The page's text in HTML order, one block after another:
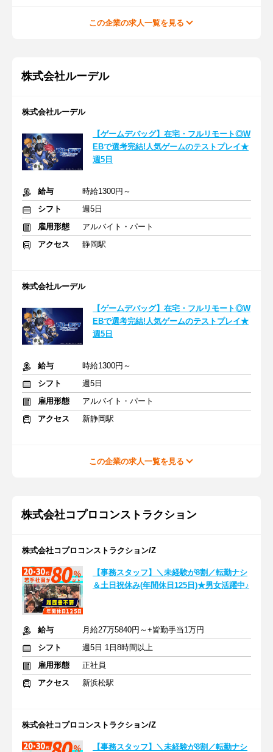
この企業の求人一覧を見る
株式会社ルーデル
株式会社ルーデル
【ゲームデバッグ】在宅・フルリモート◎W
EBで選考完結!人気ゲームのテストプレイ★
週5日
給与
時給1300円～
シフト
週5日
雇用形態
アルバイト・パート
アクセス
静岡駅
株式会社ルーデル
【ゲームデバッグ】在宅・フルリモート◎W
EBで選考完結!人気ゲームのテストプレイ★
週5日
給与
時給1300円～
シフト
週5日
雇用形態
アルバイト・パート
アクセス
新静岡駅
この企業の求人一覧を見る
株式会社コプロコンストラクション
株式会社コプロコンストラクション/Z
【事務スタッフ】＼未経験が8割／転勤ナシ
＆土日祝休み(年間休日125日)★男女活躍中♪
給与
月給27万5840円～+皆勤手当1万円
シフト
週5日 1日8時間以上
雇用形態
正社員
アクセス
新浜松駅
株式会社コプロコンストラクション/Z
【事務スタッフ】＼未経験が8割／転勤ナシ